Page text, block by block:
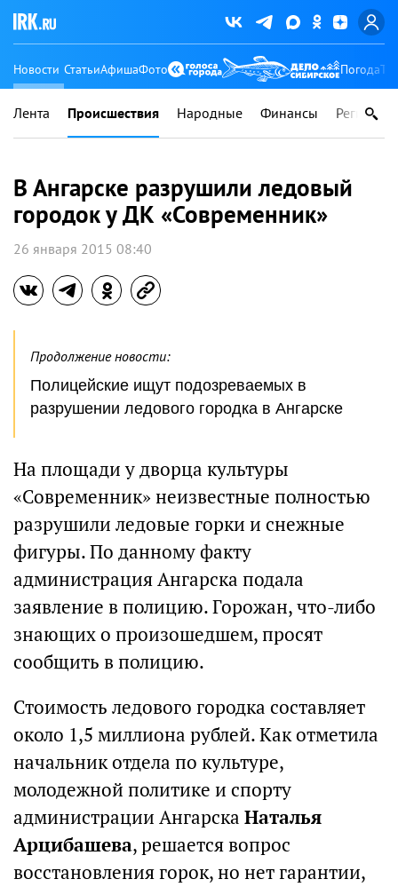
Новости СтатьиАфишаФото Погода
Лента Происшествия Народные Финансы Регионы
В Ангарске разрушили ледовый
городок у ДК «Современник»
26 января 2015 08:40
Продолжение новости:
Полицейские ищут подозреваемых в
разрушении ледового городка в Ангарске
На площади у дворца культуры
«Современник» неизвестные полностью
разрушили ледовые горки и снежные
фигуры. По данному факту
администрация Ангарска подала
заявление в полицию. Горожан, что-либо
знающих о произошедшем, просят
сообщить в полицию.
Стоимость ледового городка составляет
около 1,5 миллиона рублей. Как отметила
начальник отдела по культуре,
молодежной политике и спорту
администрации Ангарска Наталья
Арцибашева, решается вопрос
восстановления горок, но нет гарантии,